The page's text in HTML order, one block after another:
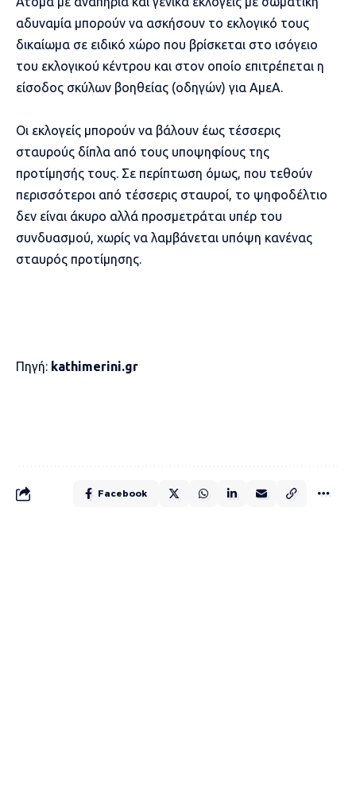
αδυναμία μπορούν να ασκήσουν το εκλογικό τους
δικαίωμα σε ειδικό χώρο που βρίσκεται στο ισόγειο
του εκλογικού κέντρου και στον οποίο επιτρέπεται η
είσοδος σκύλων βοηθείας (οδηγών) για ΑμεΑ.
Οι εκλογείς μπορούν να βάλουν έως τέσσερις
σταυρούς δίπλα από τους υποψηφίους της
προτίμησής τους. Σε περίπτωση όμως, που τεθούν
περισσότεροι από τέσσερις σταυροί, το ψηφοδέλτιο
δεν είναι άκυρο αλλά προσμετράται υπέρ του
συνδυασμού, χωρίς να λαμβάνεται υπόψη κανένας
σταυρός προτίμησης.
Πηγή: kathimerini.gr
Facebook